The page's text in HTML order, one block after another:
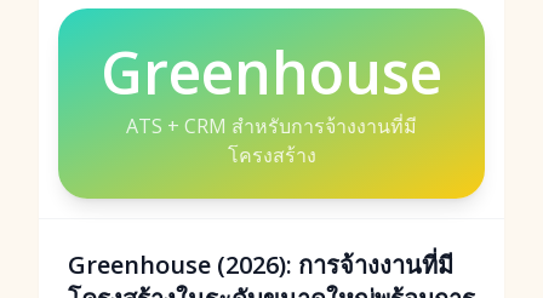
Greenhouse
ATS + CRM สำหรับการจ้างงานที่มี
โครงสร้าง
Greenhouse (2026): การจ้างงานที่มี